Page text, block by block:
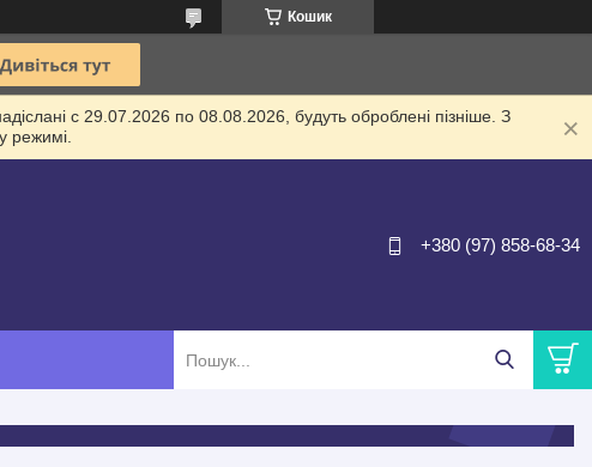
Кошик
с 29.07.2026 по 08.08.2026, будуть оброблені пізніше. З
режимі.
+380 (97) 858-68-34